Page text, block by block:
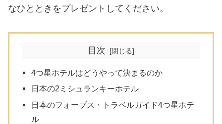
なひとときをプレゼントしてください。
目次
4つ星ホテルはどうやって決まるのか
日本の2ミシュランキーホテル
日本のフォーブス・トラベルガイド4つ星ホテ
ル